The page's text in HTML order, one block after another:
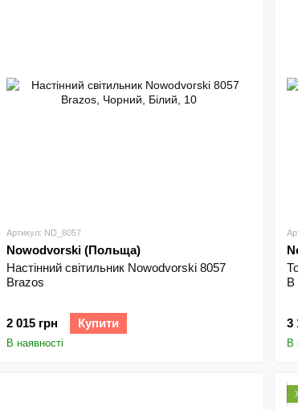
Артикул: ND_8057
Nowodvorski (Польща)
Настінний світильник Nowodvorski 8057
Brazos
2 015 грн Купити
В наявності
B
3
В